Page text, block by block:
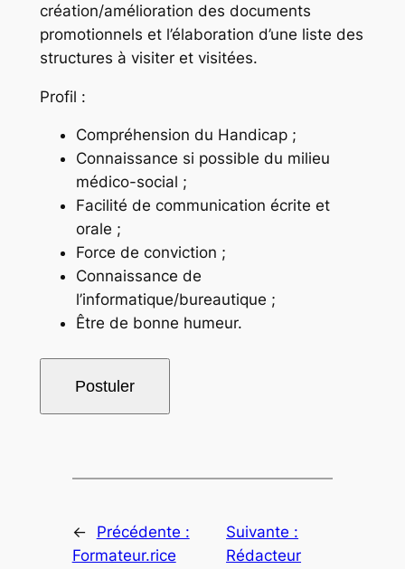
création/amélioration des documents
promotionnels et l’élaboration d’une liste des
structures à visiter et visitées.
Profil :
Compréhension du Handicap ;
Connaissance si possible du milieu
médico-social ;
Facilité de communication écrite et
orale ;
Force de conviction ;
Connaissance de
l’informatique/bureautique ;
Être de bonne humeur.
←
Précédente :
Formateur.rice
Suivante :
Rédacteur